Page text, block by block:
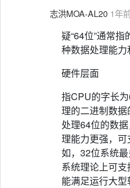
志洪MOA-AL20 1年
疑“64位”通常
种数据处理能力
硬件层面
指CPU的字长
理的二进制数
处理64位的数
理能力更强，
如，32位系统
系统理论上可支
能满足运行大型